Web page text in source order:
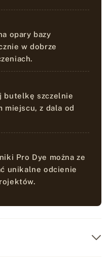
opary bazy
w dobrze
butelkę szczelnie
miejscu, z dala od
Pro Dye można ze
unikalne odcienie